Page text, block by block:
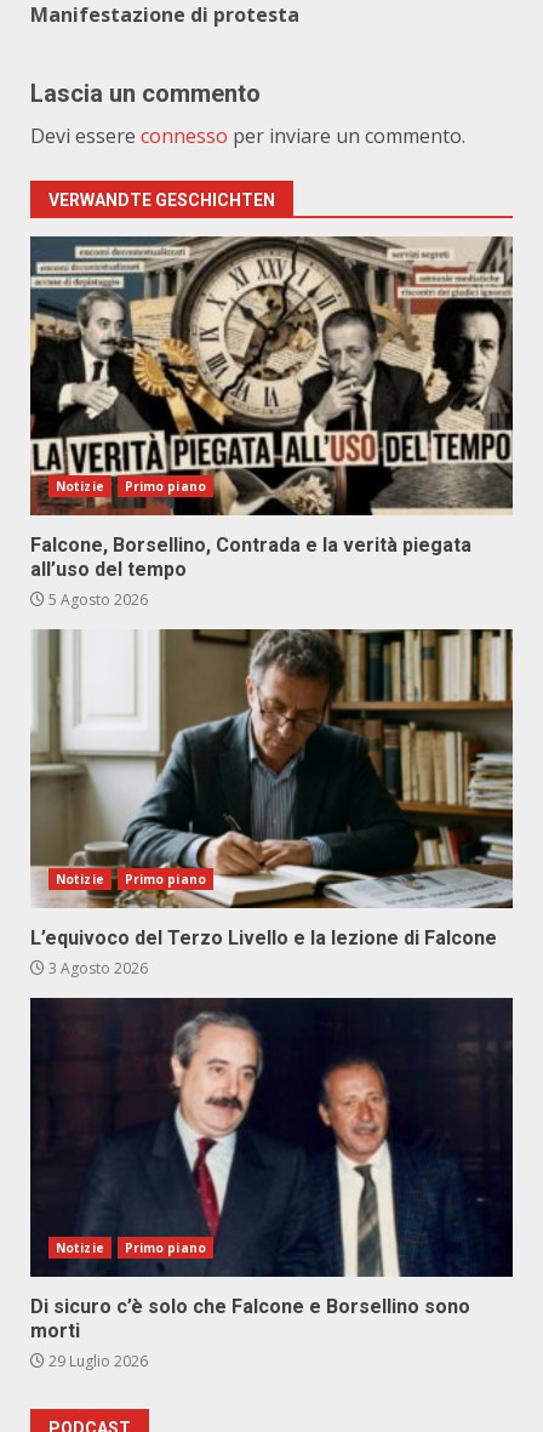
Manifestazione di protesta
Lascia un commento
Devi essere connesso per inviare un commento.
VERWANDTE GESCHICHTEN
Notizie Primo piano
Falcone, Borsellino, Contrada e la verità piegata
all’uso del tempo
5 Agosto 2026
Notizie Primo piano
L’equivoco del Terzo Livello e la lezione di Falcone
3 Agosto 2026
Notizie Primo piano
Di sicuro c’è solo che Falcone e Borsellino sono
morti
29 Luglio 2026